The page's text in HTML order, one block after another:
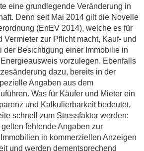
eine grundlegende Veränderung in
Denn seit Mai 2014 gilt die Novelle
(EnEV 2014), welche es für
Vermieter zur Pflicht macht, Kauf- und
der Besichtigung einer Immobilie in
vorzulegen. Ebenfalls
dazu, bereits in der
Angaben aus dem
Was für Käufer und Mieter ein
und Kalkulierbarkeit bedeutet,
schnell zum Stressfaktor werden:
fehlende Angaben zur
in kommerziellen Anzeigen
und werden dementsprechend